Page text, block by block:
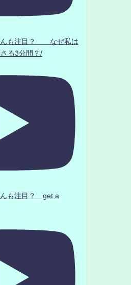
んも注目？ なぜ私は
る3分間？/
んも注目？ get a